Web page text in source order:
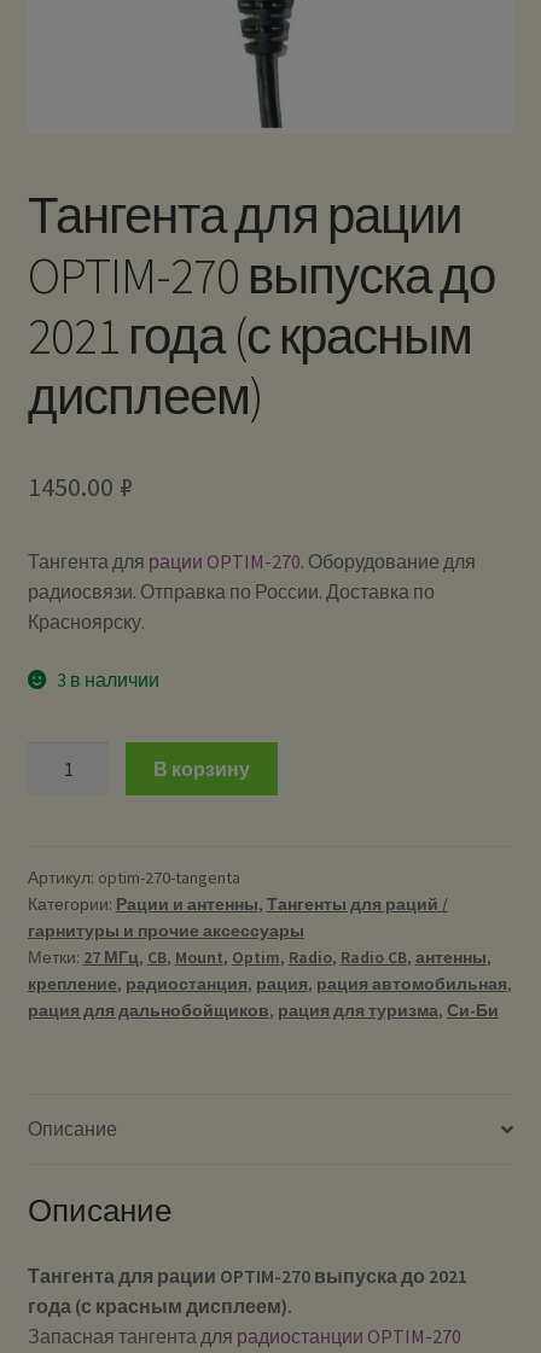
Тангента для рации
OPTIM-270 выпуска до
2021 года (с красным
дисплеем)
1450.00 ₽
Тангента для рации OPTIM-270. Оборудование для
радиосвязи. Отправка по России. Доставка по
Красноярску.
3 в наличии
OPTIM-
270
выпуска
до
2021
года
дисплеем)
В корзину
Артикул: optim-270-tangenta
Категории: Рации и антенны, Тангенты для раций /
гарнитуры и прочие аксессуары
Метки: 27 МГц, CB, Mount, Optim, Radio, Radio CB, антенны,
крепление, радиостанция, рация, рация автомобильная,
рация для дальнобойщиков, рация для туризма, Си-Би
Описание
Описание
Тангента для рации OPTIM-270 выпуска до 2021
года (с красным дисплеем).
Запасная тангента для радиостанции OPTIM-270